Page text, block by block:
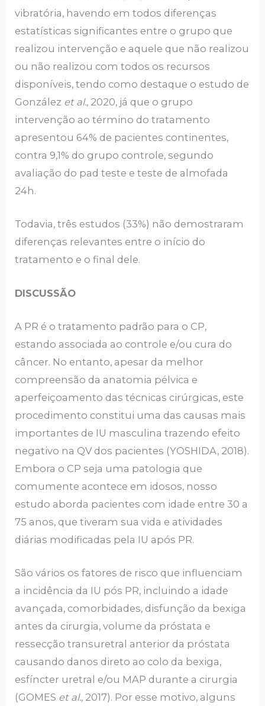
vibratória, havendo em todos diferenças
estatísticas significantes entre o grupo que
realizou intervenção e aquele que não realizou
ou não realizou com todos os recursos
disponíveis, tendo como destaque o estudo de
González et al., 2020, já que o grupo
intervenção ao término do tratamento
apresentou 64% de pacientes continentes,
contra 9,1% do grupo controle, segundo
avaliação do pad teste e teste de almofada
24h.
Todavia, três estudos (33%) não demostraram
diferenças relevantes entre o início do
tratamento e o final dele.
DISCUSSÃO
A PR é o tratamento padrão para o CP,
estando associada ao controle e/ou cura do
câncer. No entanto, apesar da melhor
compreensão da anatomia pélvica e
aperfeiçoamento das técnicas cirúrgicas, este
procedimento constitui uma das causas mais
importantes de IU masculina trazendo efeito
negativo na QV dos pacientes (YOSHIDA, 2018).
Embora o CP seja uma patologia que
comumente acontece em idosos, nosso
estudo aborda pacientes com idade entre 30 a
75 anos, que tiveram sua vida e atividades
diárias modificadas pela IU após PR.
São vários os fatores de risco que influenciam
a incidência da IU pós PR, incluindo a idade
avançada, comorbidades, disfunção da bexiga
antes da cirurgia, volume da próstata e
ressecção transuretral anterior da próstata
causando danos direto ao colo da bexiga,
esfíncter uretral e/ou MAP durante a cirurgia
(GOMES et al., 2017). Por esse motivo, alguns